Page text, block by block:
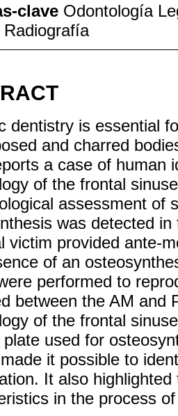
clave Odontología
Radiografía
dentistry is essential
and charred
a case of human
of the frontal
assessment of
was detected
victim provided ante-
of an
performed to
between the AM and
of the frontal
plate used for
it possible to
It also
in the process